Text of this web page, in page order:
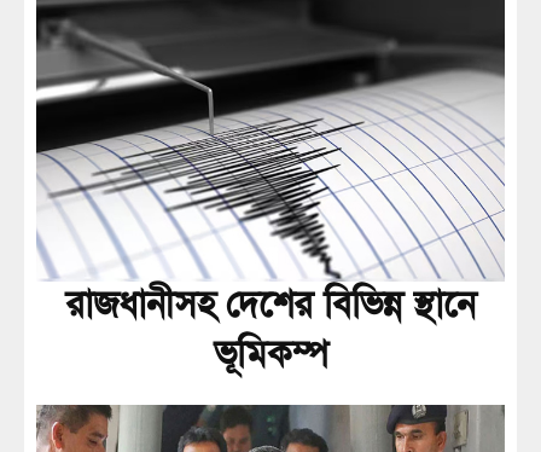
রাজধানীসহ দেশের বিভিন্ন স্থানে
ভূমিকম্প